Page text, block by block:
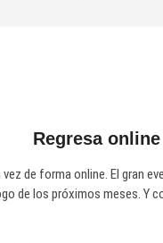
Regresa
de forma online. El gran
de los próximos meses. Y